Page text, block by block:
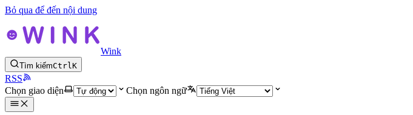
Bỏ qua để đến nội dung
Wink
Tìm kiếmCtrlK
RSS
Chọn giao diện
Chọn ngôn ngữ